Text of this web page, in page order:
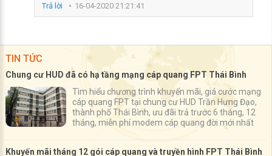
Trả lời 16-04-2020 21:21:41
TIN TỨC
Chung cư HUD đã có hạ tầng mạng cáp quang FPT Thái Bình
Tìm hiểu chương trình khuyến mãi, giá cước mạng
cáp quang FPT tại chung cư HUD Trần Hưng Đạo,
thành phố Thái Bình, ưu đãi trả trước 6 tháng, 12
tháng, miễn phí modem cáp quang đời mới nhất
Khuyến mãi tháng 12 gói cáp quang và truyền hình FPT Thái Bình